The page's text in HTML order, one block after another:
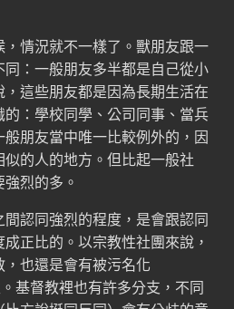
情況就不一樣了。獸朋友跟一
：一般朋友多半都是自己從小
這些朋友都是因為長期生活在
的：學校同學、公司同事、當兵
朋友當中唯一比較例外的，因
的人的地方。但比起一般社
烈的多。
認同強烈的程度，是會跟認同
正比的。以宗教性社團來說，
也還是會有被污名化
基督教裡也有許多分支，不同